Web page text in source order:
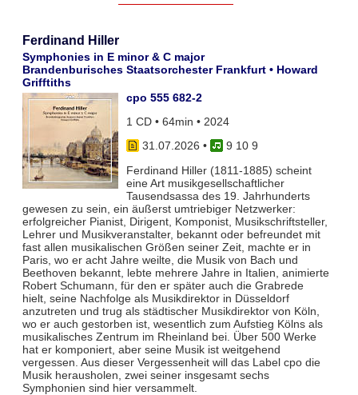
Ferdinand Hiller
Symphonies in E minor & C major
Brandenburisches Staatsorchester Frankfurt • Howard
Grifftiths
cpo 555 682-2
1 CD • 64min • 2024
31.07.2026 •
9 10 9
Ferdinand Hiller (1811-1885) scheint
eine Art musikgesellschaftlicher
Tausendsassa des 19. Jahrhunderts
gewesen zu sein, ein äußerst umtriebiger Netzwerker:
erfolgreicher Pianist, Dirigent, Komponist, Musikschriftsteller,
Lehrer und Musikveranstalter, bekannt oder befreundet mit
fast allen musikalischen Größen seiner Zeit, machte er in
Paris, wo er acht Jahre weilte, die Musik von Bach und
Beethoven bekannt, lebte mehrere Jahre in Italien, animierte
Robert Schumann, für den er später auch die Grabrede
hielt, seine Nachfolge als Musikdirektor in Düsseldorf
anzutreten und trug als städtischer Musikdirektor von Köln,
wo er auch gestorben ist, wesentlich zum Aufstieg Kölns als
musikalisches Zentrum im Rheinland bei. Über 500 Werke
hat er komponiert, aber seine Musik ist weitgehend
vergessen. Aus dieser Vergessenheit will das Label cpo die
Musik herausholen, zwei seiner insgesamt sechs
Symphonien sind hier versammelt.